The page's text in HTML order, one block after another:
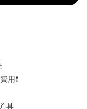
用❗️
具